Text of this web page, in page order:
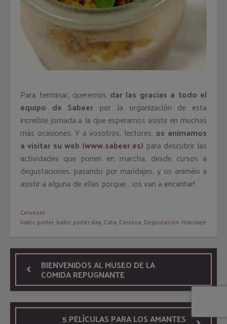
Para terminar, queremos dar las gracias a todo el
equipo de Sabeer por la organización de esta
increíble jornada a la que esperamos asistir en muchas
más ocasiones. Y a vosotros, lectores, os animamos
a visitar su web (www.sabeer.es) para descubrir las
actividades que ponen en marcha, desde cursos a
degustaciones, pasando por maridajes, y os animéis a
asistir a alguna de ellas porque… ¡os van a encantar!
Cervezas
baltic porter,baltic porter day,Cata,Cerveza,Degustación,maridaje
BIENVENIDOS AL MUSEO DE LA
COMIDA REPUGNANTE
5 PELÍCULAS PARA LOS AMANTES